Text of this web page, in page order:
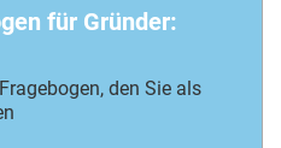
für Gründer:
den Sie als